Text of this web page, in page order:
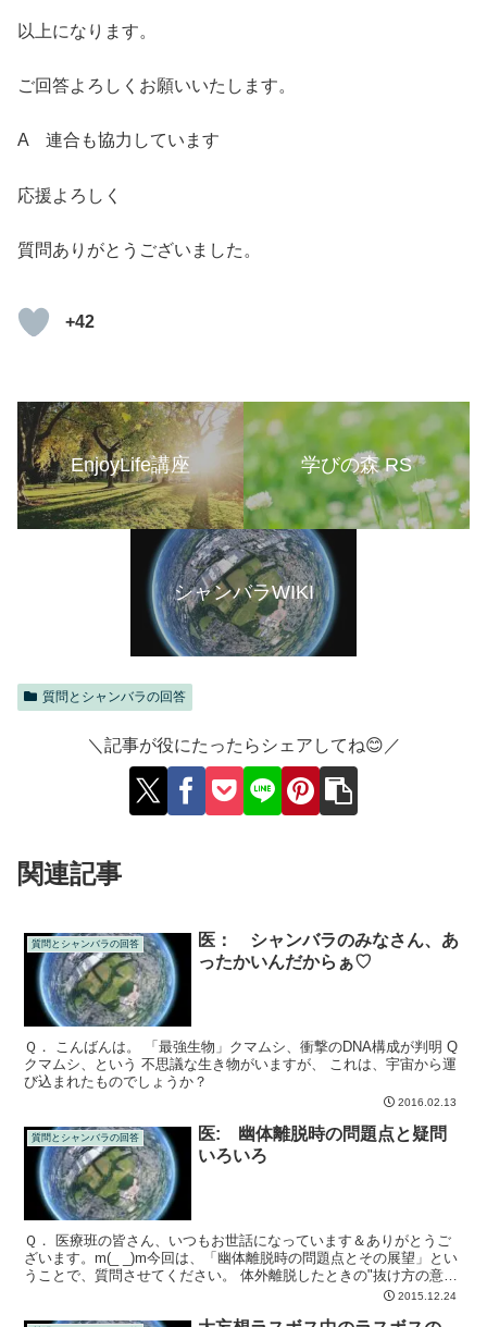
以上になります。
ご回答よろしくお願いいたします。
A 連合も協力しています
応援よろしく
質問ありがとうございました。
+42
EnjoyLife講座 学びの森 RS
シャンバラWIKI
質問とシャンバラの回答
＼記事が役にたったらシェアしてね😊／
関連記事
質問とシャンバラの回答
医： シャンバラのみなさん、あ
ったかいんだからぁ♡
Ｑ． こんばんは。 「最強生物」クマムシ、衝撃のDNA構成が判明 Q
クマムシ、という 不思議な生き物がいますが、 これは、宇宙から運
び込まれたものでしょうか？
2016.02.13
質問とシャンバラの回答
医: 幽体離脱時の問題点と疑問
いろいろ
Ｑ． 医療班の皆さん、いつもお世話になっています＆ありがとうご
ざいます。m(_ _)m今回は、「幽体離脱時の問題点とその展望」とい
うことで、質問させてください。 体外離脱したときの"抜け方の意
2015.12.24